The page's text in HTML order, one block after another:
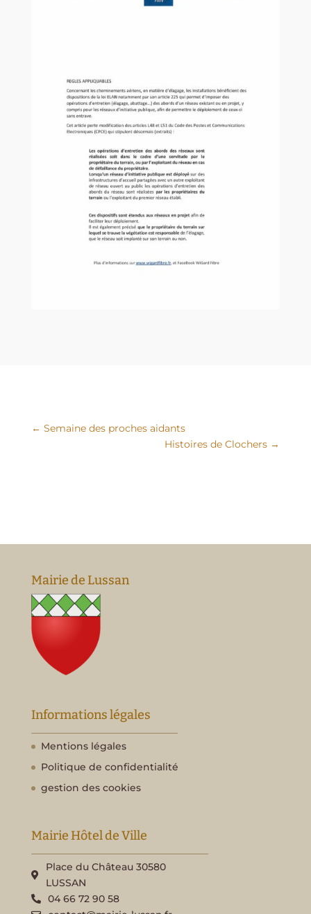
← Semaine des proches aidants
Histoires de Clochers →
Mairie de Lussan
Informations légales
Mentions légales
Politique de confidentialité
gestion des cookies
Mairie Hôtel de Ville
Place du Château 30580
LUSSAN
04 66 72 90 58